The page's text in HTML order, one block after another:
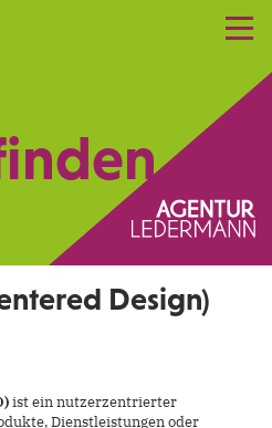
Design)
ist ein nutzerzentrierter
Dienstleistungen oder